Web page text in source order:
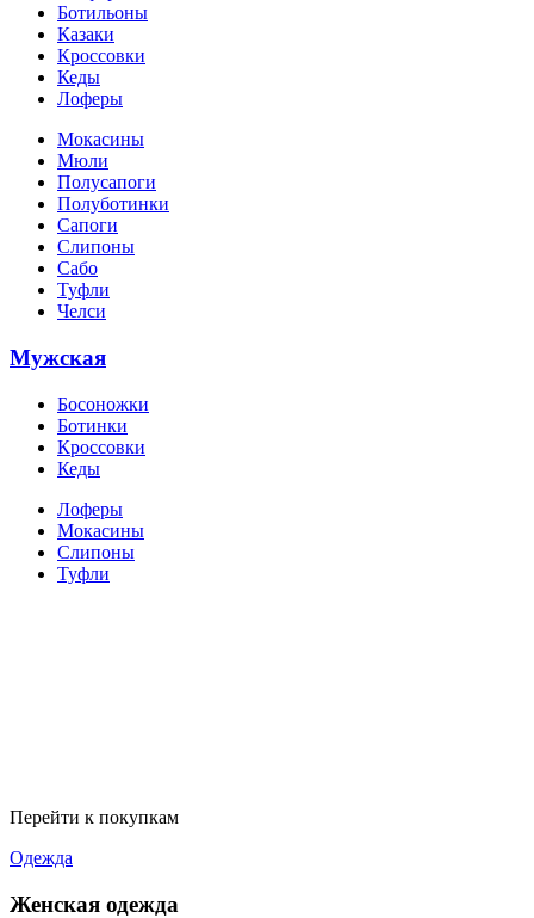
Ботильоны
Казаки
Кроссовки
Кеды
Лоферы
Мокасины
Мюли
Полусапоги
Полуботинки
Сапоги
Слипоны
Сабо
Туфли
Челси
Мужская
Босоножки
Ботинки
Кроссовки
Кеды
Лоферы
Мокасины
Слипоны
Туфли
Перейти к покупкам
Одежда
Женская одежда